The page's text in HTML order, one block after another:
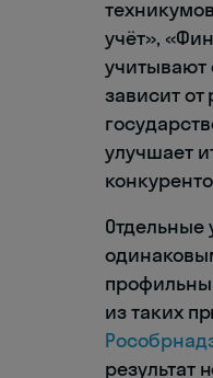
учёт»,
учитывают
зависит
улучшает
Отдельные
из таких
результат